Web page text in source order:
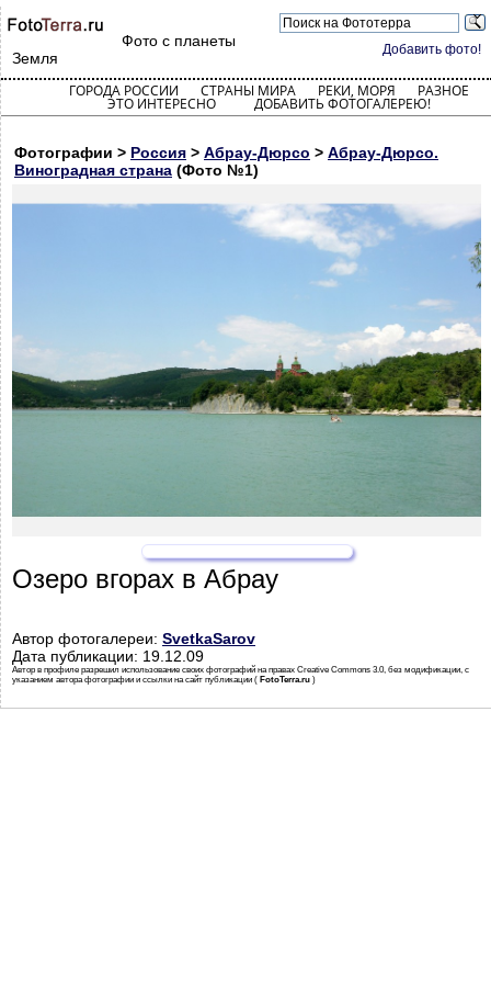
Добавить фото!
Фото с планеты
Земля
ГОРОДА РОССИИ СТРАНЫ МИРА РЕКИ, МОРЯ РАЗНОЕ
ЭТО ИНТЕРЕСНО ДОБАВИТЬ ФОТОГАЛЕРЕЮ!
Фотографии > Россия > Абрау-Дюрсо > Абрау-Дюрсо.
Виноградная страна (Фото №1)
Озеро вгорах в Абрау
Автор фотогалереи: SvetkaSarov
Дата публикации: 19.12.09
Автор в профиле разрешил использование своих фотографий на правах Creative Commons 3.0, без модификации, с
указанием автора фотографии и ссылки на сайт публикации ( FotoTerra.ru )